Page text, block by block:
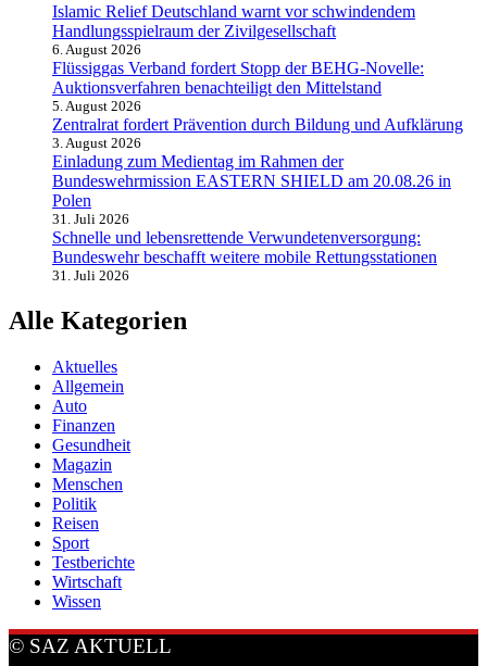
Islamic Relief Deutschland warnt vor schwindendem
Handlungsspielraum der Zivilgesellschaft
6. August 2026
Flüssiggas Verband fordert Stopp der BEHG-Novelle:
Auktionsverfahren benachteiligt den Mittelstand
5. August 2026
Zentralrat fordert Prävention durch Bildung und Aufklärung
3. August 2026
Einladung zum Medientag im Rahmen der
Bundeswehrmission EASTERN SHIELD am 20.08.26 in
Polen
31. Juli 2026
Schnelle und lebensrettende Verwundetenversorgung:
Bundeswehr beschafft weitere mobile Rettungsstationen
31. Juli 2026
Alle Kategorien
Aktuelles
Allgemein
Auto
Finanzen
Gesundheit
Magazin
Menschen
Politik
Reisen
Sport
Testberichte
Wirtschaft
Wissen
© SAZ AKTUELL